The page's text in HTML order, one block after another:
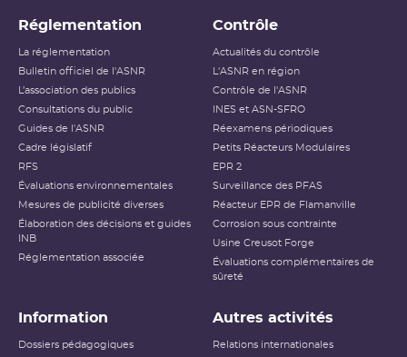
Réglementation
La réglementation
Bulletin officiel de l'ASNR
L’association des publics
Consultations du public
Guides de l'ASNR
Cadre législatif
RFS
Évaluations environnementales
Mesures de publicité diverses
Élaboration des décisions et guides
INB
Réglementation associée
Contrôle
Actualités du contrôle
L'ASNR en région
Contrôle de l'ASNR
INES et ASN-SFRO
Réexamens périodiques
Petits Réacteurs Modulaires
EPR 2
Surveillance des PFAS
Réacteur EPR de Flamanville
Corrosion sous contrainte
Usine Creusot Forge
Évaluations complémentaires de
sûreté
Information
Dossiers pédagogiques
Autres activités
Relations internationales